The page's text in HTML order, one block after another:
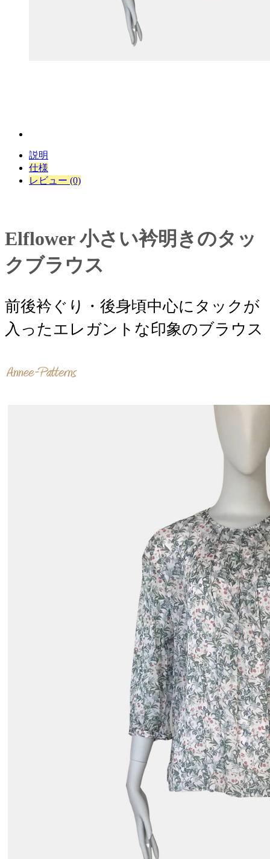
説明
仕様
レビュー (0)
Elflower 小さい衿明きのタッ
クブラウス
前後衿ぐり・後身頃中心にタックが
入ったエレガントな印象のブラウス